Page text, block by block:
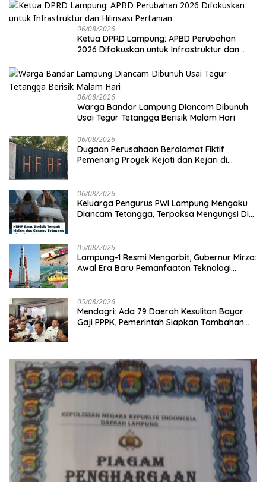
06/08/2026
Ketua DPRD Lampung: APBD Perubahan
2026 Difokuskan untuk Infrastruktur dan
06/08/2026
Warga Bandar Lampung Diancam Dibunuh
Usai Tegur Tetangga Berisik Malam Hari
06/08/2026
Dugaan Perusahaan Beralamat Fiktif
Pemenang Proyek Kejati dan Kejari di
Disorot
06/08/2026
Keluarga Pengurus PWI Lampung Mengaku
Diancam Tetangga, Terpaksa Mengungsi Dini
05/08/2026
Lampung-1 Resmi Mengorbit, Gubernur Mirza:
Awal Era Baru Pemanfaatan Teknologi
05/08/2026
Mendagri: Ada 79 Daerah Kesulitan Bayar
Gaji PPPK, Pemerintah Siapkan Tambahan